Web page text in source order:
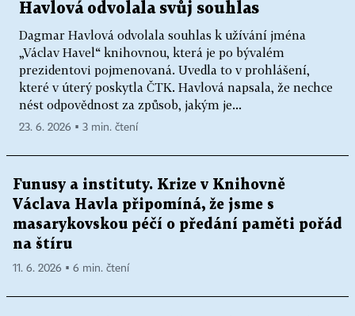
Havlová odvolala svůj souhlas
Dagmar Havlová odvolala souhlas k užívání jména
„Václav Havel“ knihovnou, která je po bývalém
prezidentovi pojmenovaná. Uvedla to v prohlášení,
které v úterý poskytla ČTK. Havlová napsala, že nechce
nést odpovědnost za způsob, jakým je...
23. 6. 2026 ▪ 3 min. čtení
Funusy a instituty. Krize v Knihovně
Václava Havla připomíná, že jsme s
masarykovskou péčí o předání paměti pořád
na štíru
11. 6. 2026 ▪ 6 min. čtení